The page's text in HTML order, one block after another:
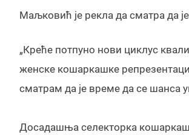
Маљковић је рекла да сматра да
„Креће потпуно нови циклус
женске кошаркашке
сматрам да је време да се шанса
Досадашња селекторка